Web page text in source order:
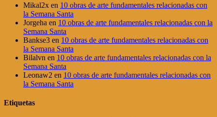
Mikal2x en 10 obras de arte fundamentales relacionadas con
la Semana Santa
Jorgeha en 10 obras de arte fundamentales relacionadas con la
Semana Santa
Bankse3 en 10 obras de arte fundamentales relacionadas con
la Semana Santa
Bilalvn en 10 obras de arte fundamentales relacionadas con la
Semana Santa
Leonaw2 en 10 obras de arte fundamentales relacionadas con
la Semana Santa
Etiquetas